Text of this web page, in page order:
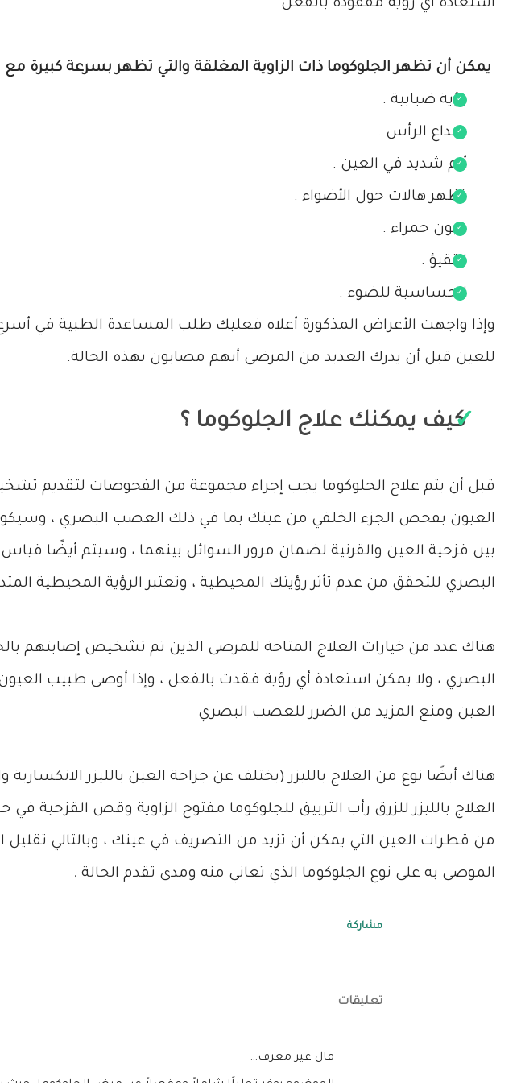
استعادة أي رؤية مفقودة بالفعل.
يمكن أن تظهر الجلوكوما ذات الزاوية المغلقة والتي تظهر بسرعة كبيرة مع
رؤية ضبابية .
صداع الرأس .
ألم شديد في العين .
تظهر هالات حول الأضواء .
عيون حمراء .
التقيؤ .
الحساسية للضوء .
وإذا واجهت الأعراض المذكورة أعلاه فعليك طلب المساعدة الطبية في
للعين قبل أن يدرك العديد من المرضى أنهم مصابون بهذه الحالة.
كيف يمكنك علاج الجلوكوما ؟
قبل أن يتم علاج الجلوكوما يجب إجراء مجموعة من الفحوصات لتقديم
العيون بفحص الجزء الخلفي من عينك بما في ذلك العصب البصري ،
بين قزحية العين والقرنية لضمان مرور السوائل بينهما ، وسيتم أيضًا
البصري للتحقق من عدم تأثر رؤيتك المحيطية ، وتعتبر الرؤية المحيطية
هناك عدد من خيارات العلاج المتاحة للمرضى الذين تم تشخيص إصابتهم
البصري ، ولا يمكن استعادة أي رؤية فقدت بالفعل ، وإذا أوصى طبيب
العين ومنع المزيد من الضرر للعصب البصري
هناك أيضًا نوع من العلاج بالليزر (يختلف عن جراحة العين بالليزر
العلاج بالليزر للزرق رأب التربيق للجلوكوما مفتوح الزاوية وقص القزحية
من قطرات العين التي يمكن أن تزيد من التصريف في عينك ، وبالتالي
الموصى به على نوع الجلوكوما الذي تعاني منه ومدى تقدم الحالة ,
مشاركة
تعليقات
‏قال غير معرف…